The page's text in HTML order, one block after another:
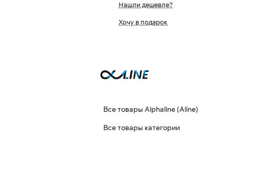
Нашли дешевле?
Хочу в подарок
Все товары Alphaline (Aline)
Все товары категории